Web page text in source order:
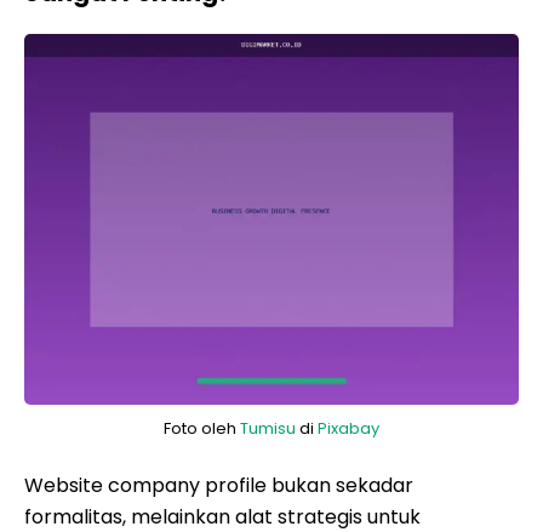
Foto oleh Tumisu di Pixabay
Website company profile bukan sekadar
formalitas, melainkan alat strategis untuk